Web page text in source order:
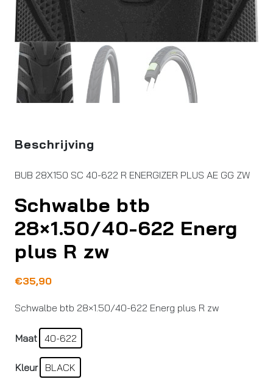
Beschrijving
BUB 28X150 SC 40-622 R ENERGIZER PLUS AE GG ZW
Schwalbe btb
28×1.50/40-622 Energ
plus R zw
€35,90
Schwalbe btb 28×1.50/40-622 Energ plus R zw
Maat 40-622
Kleur BLACK